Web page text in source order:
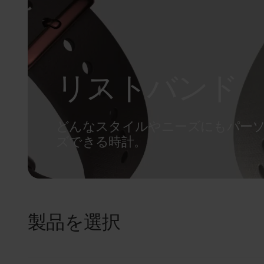
リストバンド
どんなスタイルやニーズにもパー
ズできる時計。
製品を選択